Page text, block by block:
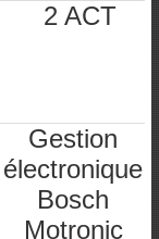
2 ACT
Gestion
électronique
Bosch
Motronic